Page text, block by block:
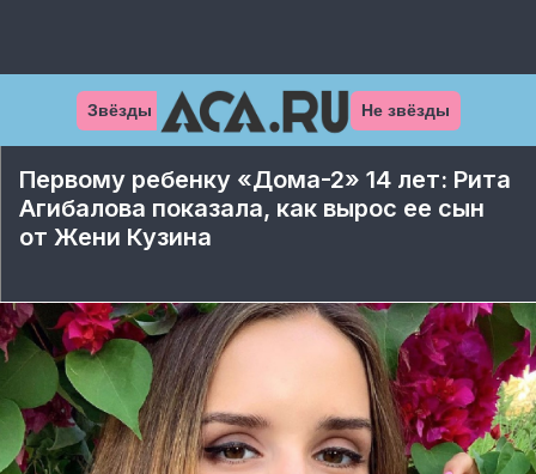
Звёзды Не звёзды
Первому ребенку «Дома-2» 14 лет: Рита
Агибалова показала, как вырос ее сын
от Жени Кузина